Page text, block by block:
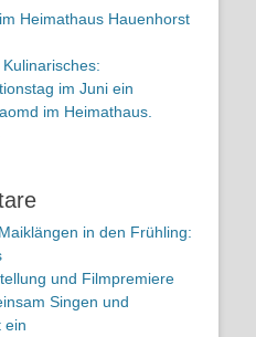
Heimathaus Hauenhorst
im Juni ein
im Heimathaus.
in den Frühling:
und Filmpremiere
Singen und
ein